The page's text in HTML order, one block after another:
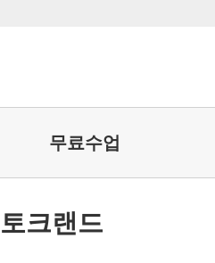
무료수업
토크랜드